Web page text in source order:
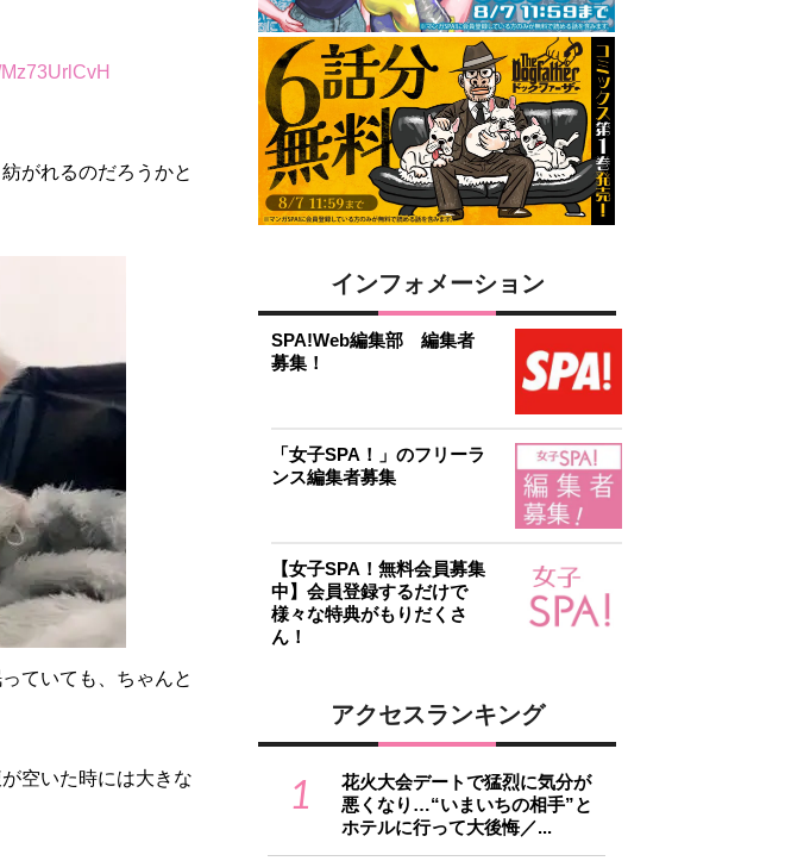
がれるのだろうかと
ていても、ちゃんと
空いた時には大きな
インフォメーション
SPA!Web編集部 編集者
募集！
「女子SPA！」のフリーラ
ンス編集者募集
【女子SPA！無料会員募集
中】会員登録するだけで
様々な特典がもりだくさ
ん！
アクセスランキング
1
花火大会デートで猛烈に気分が
悪くなり…“いまいちの相手”と
ホテルに行って大後悔／...